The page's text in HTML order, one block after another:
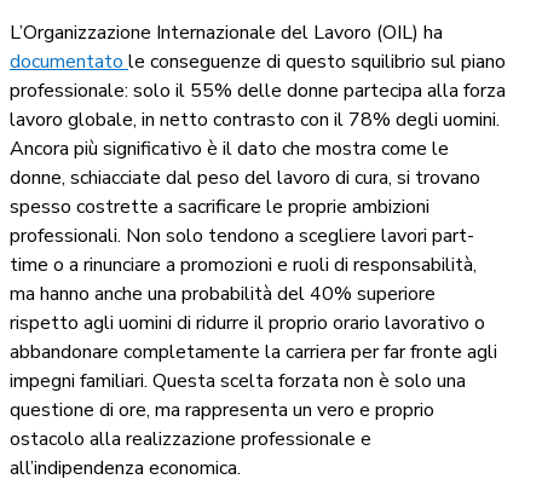
L’Organizzazione Internazionale del Lavoro (OIL) ha
documentato le conseguenze di questo squilibrio sul piano
professionale: solo il 55% delle donne partecipa alla forza
lavoro globale, in netto contrasto con il 78% degli uomini.
Ancora più significativo è il dato che mostra come le
donne, schiacciate dal peso del lavoro di cura, si trovano
spesso costrette a sacrificare le proprie ambizioni
professionali. Non solo tendono a scegliere lavori part-
time o a rinunciare a promozioni e ruoli di responsabilità,
ma hanno anche una probabilità del 40% superiore
rispetto agli uomini di ridurre il proprio orario lavorativo o
abbandonare completamente la carriera per far fronte agli
impegni familiari. Questa scelta forzata non è solo una
questione di ore, ma rappresenta un vero e proprio
ostacolo alla realizzazione professionale e
all’indipendenza economica.